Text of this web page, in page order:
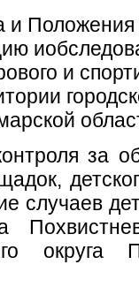
и
и
за
случаев
округа